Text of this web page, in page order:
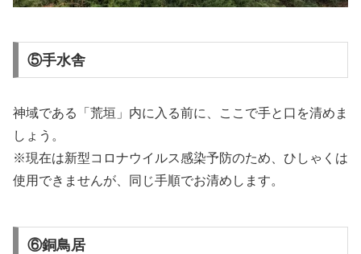
⑤手水舎
神域である「荒垣」内に入る前に、ここで手と口を清めま
しょう。
※現在は新型コロナウイルス感染予防のため、ひしゃくは
使用できませんが、同じ手順でお清めします。
⑥銅鳥居